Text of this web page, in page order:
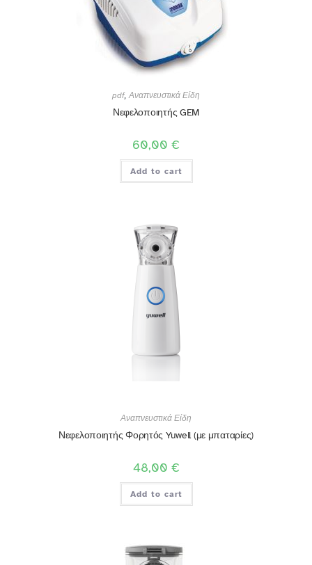
pdf,Αναπνευστικά Είδη
Νεφελοποιητής GEM
60,00 €
Add to cart
Αναπνευστικά Είδη
Νεφελοποιητής Φορητός Yuwell (με μπαταρίες)
48,00 €
Add to cart